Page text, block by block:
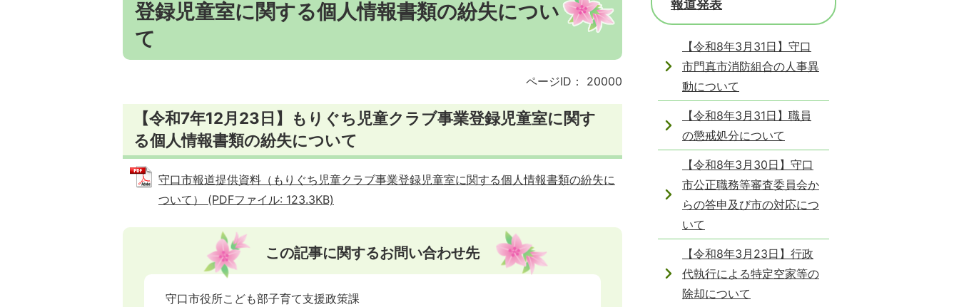
登録児童室に関する個人情報書類の紛失につい
て
ページID： 20000
【令和7年12月23日】もりぐち児童クラブ事業登録児童室に関す
る個人情報書類の紛失について
守口市報道提供資料（もりぐち児童クラブ事業登録児童室に関する個人情報書類の紛失に
ついて） (PDFファイル: 123.3KB)
この記事に関するお問い合わせ先
守口市役所こども部子育て支援政策課
報道発表
【令和8年3月31日】守口
市門真市消防組合の人事異
動について
【令和8年3月31日】職員
の懲戒処分について
【令和8年3月30日】守口
市公正職務等審査委員会か
らの答申及び市の対応につ
いて
【令和8年3月23日】行政
代執行による特定空家等の
除却について